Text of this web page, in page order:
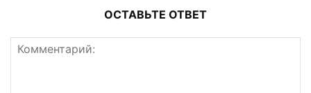
ОСТАВЬТЕ ОТВЕТ